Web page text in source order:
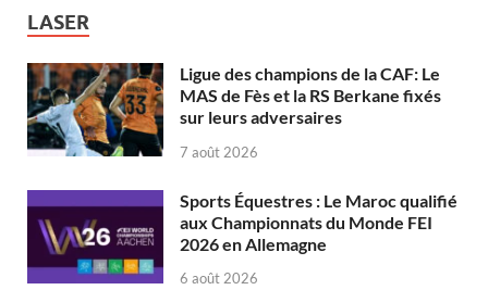
LASER
Ligue des champions de la CAF: Le
MAS de Fès et la RS Berkane fixés
sur leurs adversaires
7 août 2026
Sports Équestres : Le Maroc qualifié
aux Championnats du Monde FEI
2026 en Allemagne
6 août 2026